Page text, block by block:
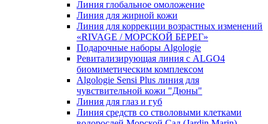
Линия глобальное омоложение
Линия для жирной кожи
Линия для коррекции возрастных изменений
«RIVAGE / МОРСКОЙ БЕРЕГ»
Подарочные наборы Algologie
Ревитализирующая линия с ALGO4
биомиметическим комплексом
Algologie Sensi Plus линия для
чувcтвительной кожи "Дюны"
Линия для глаз и губ
Линия средств со стволовыми клетками